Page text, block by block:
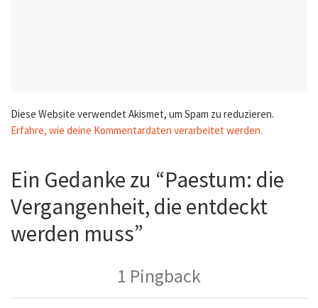
Diese Website verwendet Akismet, um Spam zu reduzieren.
Erfahre, wie deine Kommentardaten verarbeitet werden.
Ein Gedanke zu “Paestum: die
Vergangenheit, die entdeckt
werden muss”
1 Pingback